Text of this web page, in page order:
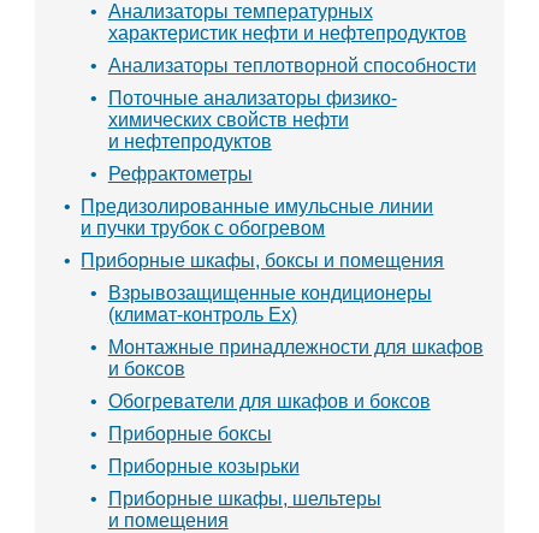
Анализаторы температурных
характеристик нефти и нефтепродуктов
Анализаторы теплотворной способности
Поточные анализаторы физико-
химических свойств нефти
и нефтепродуктов
Рефрактометры
Предизолированные имульсные линии
и пучки трубок с обогревом
Приборные шкафы, боксы и помещения
Взрывозащищенные кондиционеры
(климат-контроль Ex)
Монтажные принадлежности для шкафов
и боксов
Обогреватели для шкафов и боксов
Приборные боксы
Приборные козырьки
Приборные шкафы, шельтеры
и помещения